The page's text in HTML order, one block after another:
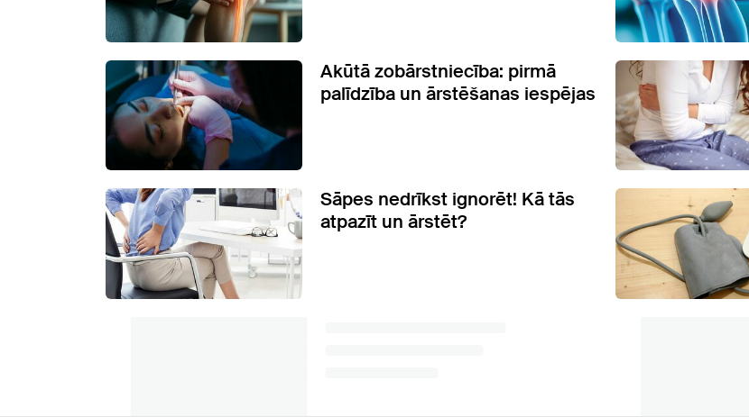
Akūtā zobārstniecība: pirmā
palīdzība un ārstēšanas iespējas
Sāpes nedrīkst ignorēt! Kā tās
atpazīt un ārstēt?